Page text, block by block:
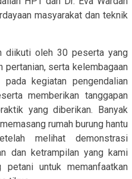
masyarakat dan teknik
diikuti oleh 30 peserta yang
pertanian, serta kelembagaan
kegiatan pengendalian
memberikan tanggapan
yang diberikan. Banyak
rumah burung hantu
melihat demonstrasi
dan ketrampilan yang kami
petani untuk memanfaatkan